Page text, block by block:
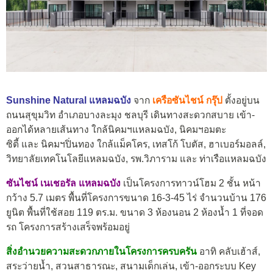
Sunshine Natural แหลมฉบัง จาก เครือซันไชน์ กรุ๊ป ตั้งอยู่บน
ถนนสุขุมวิท อำเภอบางละมุง ชลบุรี เดินทางสะดวกสบาย เข้า-
ออกได้หลายเส้นทาง ใกล้นิคมฯแหลมฉบัง, นิคมฯอมตะ
ซิตี้ และ นิคมฯปิ่นทอง ใกล้แม็คโคร, เทสโก้ โบตัส, ฮาเบอร์มอลล์,
วิทยาลัยเทคโนโลยีแหลมฉบัง, รพ.วิภาราม และ ท่าเรือแหลมฉบัง
ซันไชน์ เนเชอรัล แหลมฉบัง เป็นโครงการทาวน์โฮม 2 ชั้น หน้า
กว้าง 5.7 เมตร พื้นที่โครงการขนาด 16-3-45 ไร่ จำนวนบ้าน 176
ยูนิต พื้นที่ใช้สอย 119 ตร.ม. ขนาด 3 ห้องนอน 2 ห้องน้ำ 1 ที่จอด
รถ โครงการสร้างเสร็จพร้อมอยู่
สิ่งอำนวยความสะดวกภายในโครงการครบครัน อาทิ คลับเฮ้าส์,
สระว่ายน้ำ, สวนสาธารณะ, สนามเด็กเล่น, เข้า-ออกระบบ Key